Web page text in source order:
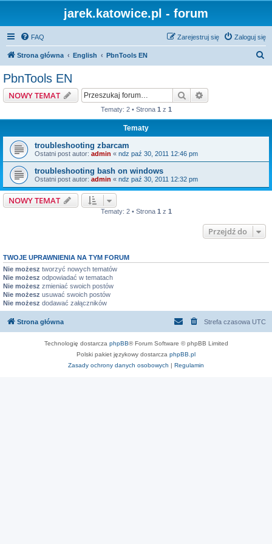
jarek.katowice.pl - forum
FAQ Zaloguj się
Zarejestruj się
Strona główna English PbnTools EN
PbnTools EN
NOWY TEMAT Szukaj
Tematy: 2 • Strona 1 z 1
Tematy
troubleshooting zbarcam
Ostatni post autor: admin « ndz paź 30, 2011 12:46 pm
troubleshooting bash on windows
Ostatni post autor: admin « ndz paź 30, 2011 12:32 pm
NOWY TEMAT
Tematy: 2 • Strona 1 z 1
Przejdź do
TWOJE UPRAWNIENIA NA TYM FORUM
Nie możesz tworzyć nowych tematów
Nie możesz odpowiadać w tematach
Nie możesz zmieniać swoich postów
Nie możesz usuwać swoich postów
Nie możesz dodawać załączników
Strona główna Strefa czasowa UTC
Technologię dostarcza phpBB® Forum Software © phpBB Limited
Polski pakiet językowy dostarcza phpBB.pl
Zasady ochrony danych osobowych | Regulamin